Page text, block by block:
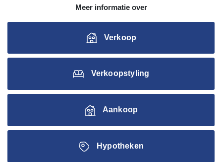
Meer informatie over
Verkoop
Verkoopstyling
Aankoop
Hypotheken